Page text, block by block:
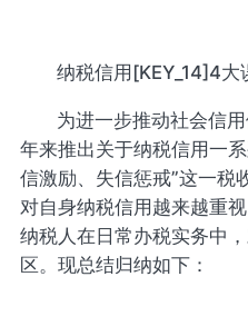
纳税信用[KEY_14]4大
为进一步推动社会信
年来推出关于纳税信用一
信激励、失信惩戒”这一税
对自身纳税信用越来越重
纳税人在日常办税实务中
区。现总结归纳如下：